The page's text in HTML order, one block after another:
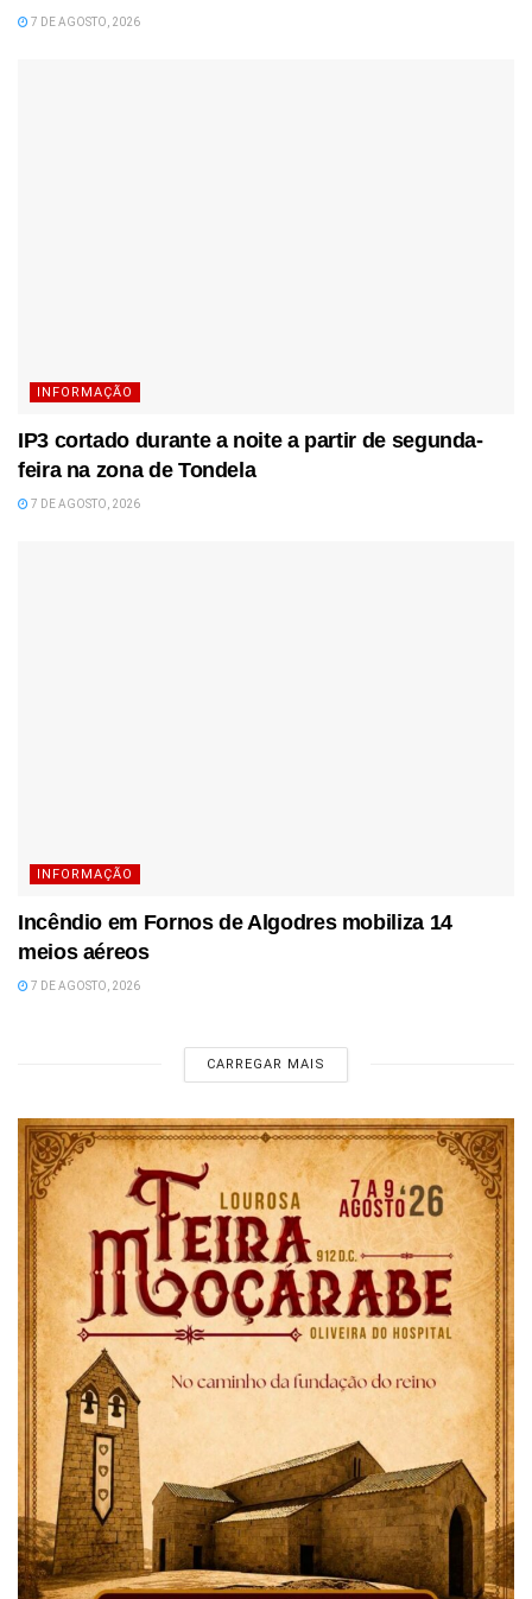
7 DE AGOSTO, 2026
INFORMAÇÃO
IP3 cortado durante a noite a partir de segunda-
feira na zona de Tondela
7 DE AGOSTO, 2026
INFORMAÇÃO
Incêndio em Fornos de Algodres mobiliza 14
meios aéreos
7 DE AGOSTO, 2026
CARREGAR MAIS